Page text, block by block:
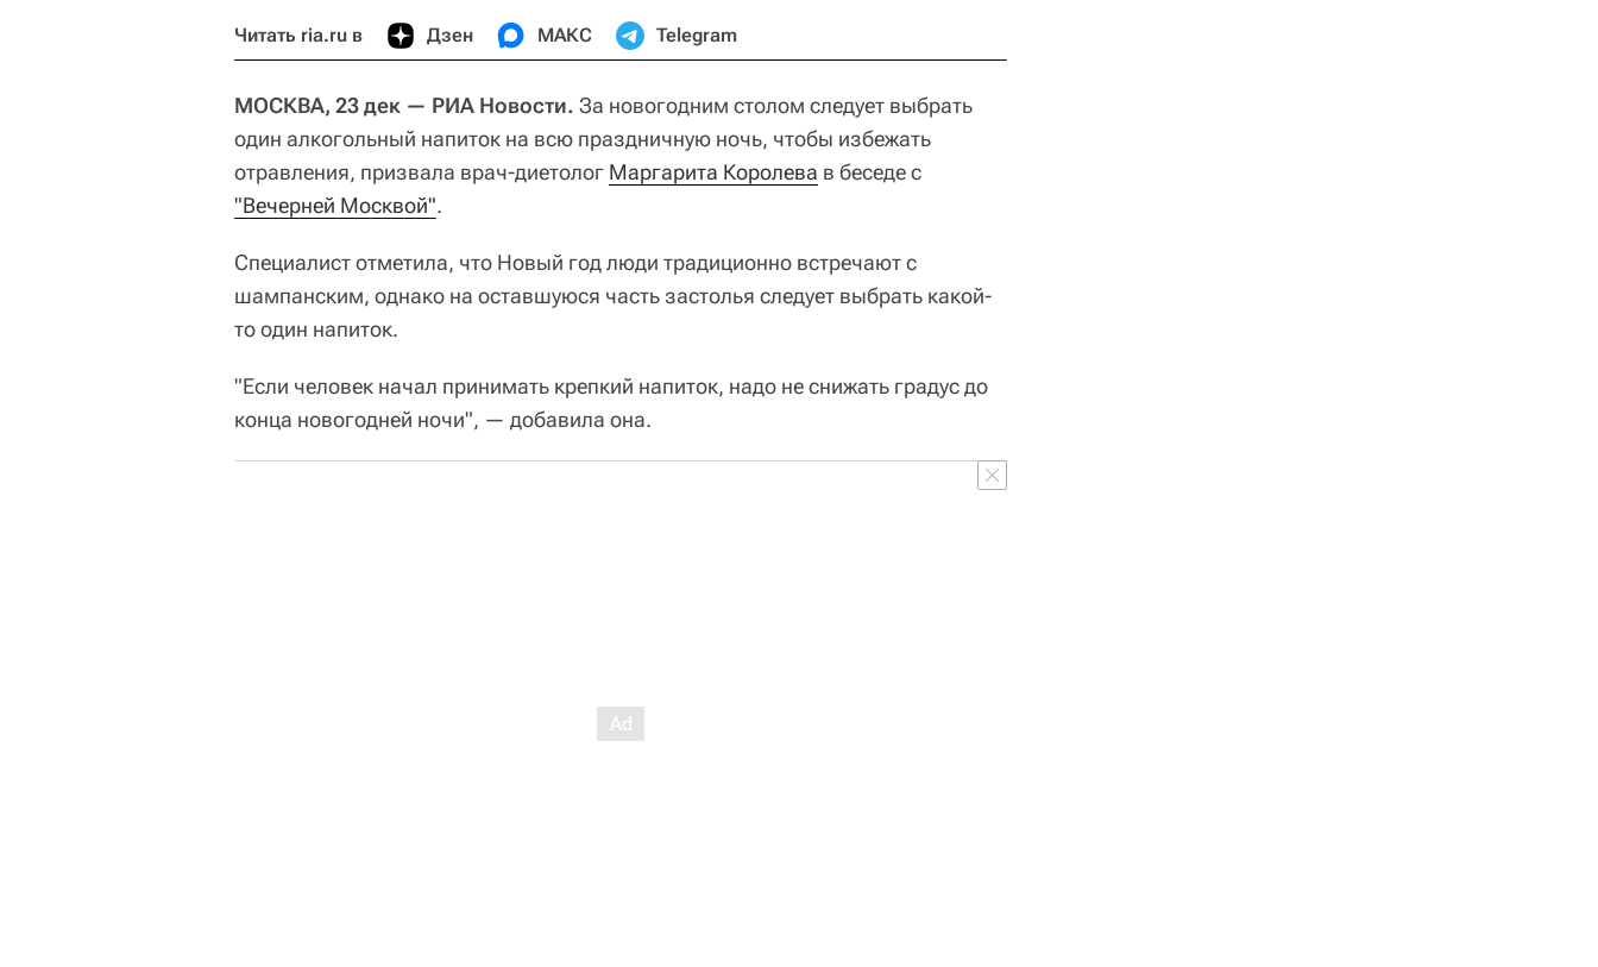
Читать ria.ru в Дзен МАКС Telegram
МОСКВА, 23 дек — РИА Новости. За новогодним столом следует выбрать
один алкогольный напиток на всю праздничную ночь, чтобы избежать
отравления, призвала врач-диетолог Маргарита Королева в беседе с
"Вечерней Москвой".
Специалист отметила, что Новый год люди традиционно встречают с
шампанским, однако на оставшуюся часть застолья следует выбрать какой-
то один напиток.
"Если человек начал принимать крепкий напиток, надо не снижать градус до
конца новогодней ночи", — добавила она.